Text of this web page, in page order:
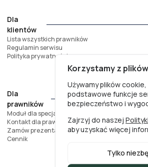
Dla
klientów
Lista wszystkich prawników
Regulamin serwisu
Polityka prywatności
Dla
prawników
Moduł dla specjalistów
Kontakt dla prawników
Zamów prezentację
Cennik
Korzystamy z
Używamy plików
podstawowe funkcje
bezpieczeństwo i
Zajrzyj do naszej
aby uzyskać więcej
Tylko